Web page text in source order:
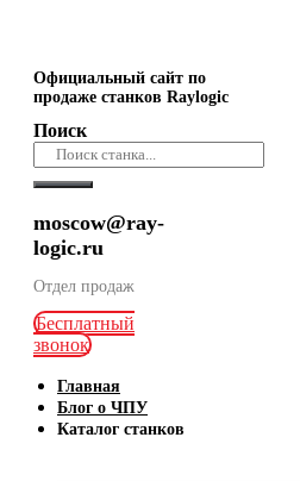
Официальный сайт по
продаже станков Raylogic
Поиск
moscow@ray-
logic.ru
Отдел продаж
Бесплатный
звонок
Главная
Блог о ЧПУ
Каталог станков